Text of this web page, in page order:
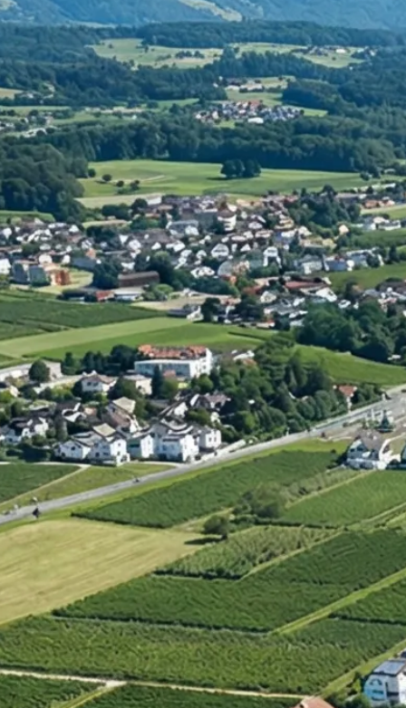
Gesetzliche Revisionen
Spezialprüfungen
Vorsorge & öffentliche Organisationen
Interne Kontrollen & Prozessprüfungen
Beratung
Gründung & Entwicklung
Umstrukturierung & Sanierung
Nachfolge & Transaktionen
Bewertung & Planung
Wissen
News
Fachwissen
Publikationen
Ressourcen
Truvag
Team
Karriere
Kundeninformation
Leitbild
Kontakt
Offerte anfordern